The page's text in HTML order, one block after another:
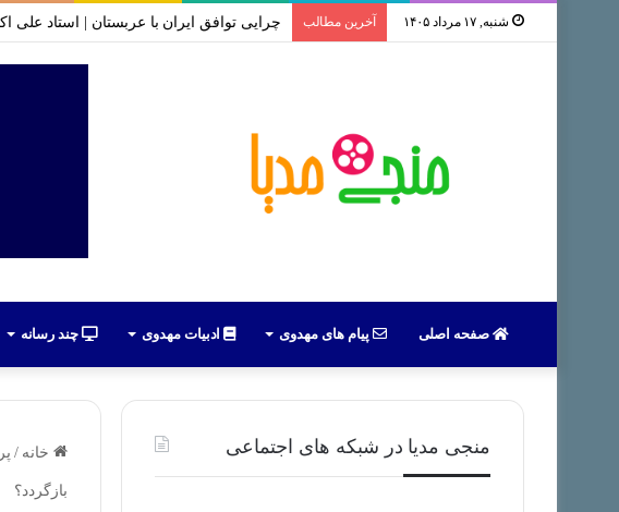
شنبه, ۱۷ مرداد ۱۴۰۵ آخرین مطالب سخنرانی استاد رائفی پور با موضوع سازمان سری شیعه |
صفحه اصلی پیام های مهدوی ادبیات مهدوی چند رسانه
خانه /
بازگردد؟
منجی مدیا در شبکه های اجتماعی